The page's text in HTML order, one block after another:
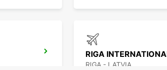
RIGA
RIGA - LATVIA